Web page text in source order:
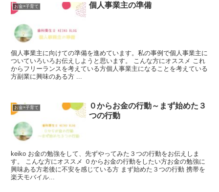
お金×子育て 個人事業主の準備
個人事業主に向けての準備を進めています。私の事例で個人事業主に
ついていろいろお伝えしようと思います。 こんな方にオススメ これ
からフリーランスを考えている方個人事業主になることを考えている
方副業に興味のある方 ...
お金×子育て
０からお金の行動～まず始めた３
つの行動
keiko お金の勉強をして、先ずやってみた３つの行動をお伝えしま
す。 こんな方にオススメ ０からお金の行動をしたい方お金の勉強に
興味ある方老後に不安を感じている方 まず始めた３つの行動 携帯を
楽天モバイル...